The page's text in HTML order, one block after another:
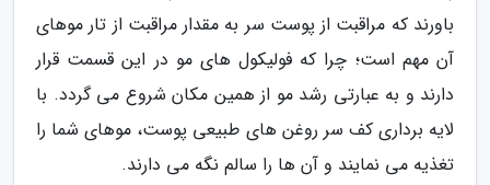
باورند که مراقبت از پوست سر به مقدار مراقبت از تار موهای
آن مهم است؛ چرا که فولیکول های مو در این قسمت قرار
دارند و به عبارتی رشد مو از همین مکان شروع می گردد. با
لایه برداری کف سر روغن های طبیعی پوست، موهای شما را
تغذیه می نمایند و آن ها را سالم نگه می دارند.